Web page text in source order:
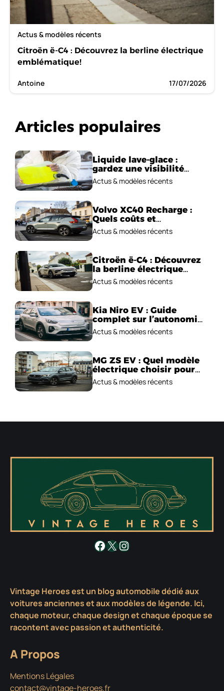
Actus & modèles récents
Citroën ë-C4 : Découvrez la berline électrique
emblématique!
Antoine 17/07/2026
Articles populaires
Liquide lave-glace :
gardez une visibilité
parfaite en voiture
Actus & modèles récents
Volvo XC40 Recharge :
Quels coûts et
performances
électriques ?
Actus & modèles récents
Citroën ë-C4 : Découvrez
la berline électrique
emblématique!
Actus & modèles récents
Kia Niro EV : Guide
complet sur l’autonomie
et le prix !
Actus & modèles récents
MG ZS EV : Quel modèle
électrique choisir pour
2026 ?
Actus & modèles récents
Facebook
X Instagram
Vintage Heroes est un blog automobile dédié aux
voitures anciennes et aux modèles de légende. Ici,
chaque moteur, chaque design et chaque époque se
racontent avec passion et authenticité.
A Propos
Mentions Légales
contact@vintage-heroes.fr